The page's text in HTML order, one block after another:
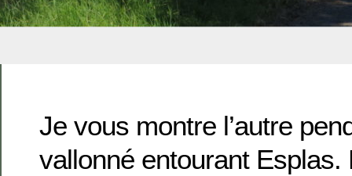
Je vous montre l’autre
vallonné entourant